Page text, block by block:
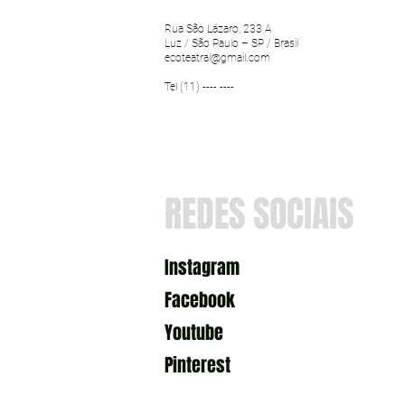
Rua São Lázaro, 233 A
Luz / São Paulo – SP / Brasil
ecoteatral@gmail.com
Tel (11) ---- ----
REDES SOCIAIS
Instagram
Facebook
Youtube
Pinterest